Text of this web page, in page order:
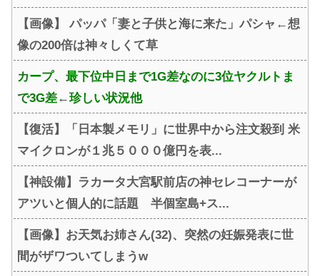
【画像】 パッパ「妻と子供と海に来た」パシャ←想
像の200倍は神々しくて草
カープ、最下位中日まで1G差なのに3位ヤクルトま
で3G差←珍しい状況他
【復活】「日本製メモリ」に世界中から注文殺到 米
マイクロンが１兆５０００億円を表...
【神設備】ラカータ大宮駅前店の神セレコーナーが
アツいと個人的に話題 半個室島+ス...
【画像】お天気お姉さん(32)、突然の妊娠発表に世
間がザワついてしまうw